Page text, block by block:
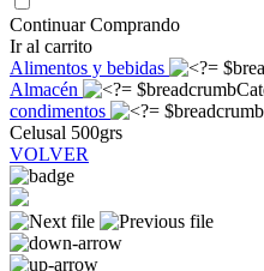
Continuar Comprando
Ir al carrito
Alimentos y bebidas
Almacén
condimentos
Celusal 500grs
VOLVER